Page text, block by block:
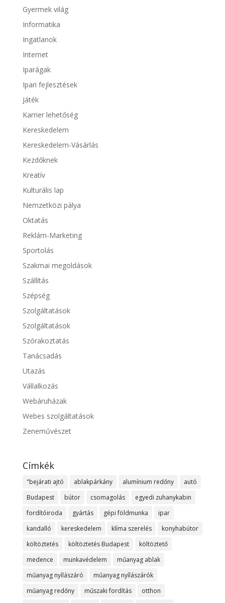
Gyermek világ
Informatika
Ingatlanok
Internet
Iparágak
Ipari fejlesztések
Játék
Karrier lehetőség
Kereskedelem
Kereskedelem-Vásárlás
Kezdőknek
Kreatív
Kulturális lap
Nemzetközi pálya
Oktatás
Reklám-Marketing
Sportolás
Szakmai megoldások
Szállítás
Szépség
Szolgáltatások
Szolgáltatások
Szórakoztatás
Tanácsadás
Utazás
Vállalkozás
Webáruházak
Webes szolgáltatások
Zeneművészet
Címkék
"bejárati ajtó ablakpárkány alumínium redőny
autó
Budapest
bútor csomagolás
egyedi zuhanykabin
fordítóiroda
gyártás gépi földmunka
ipar
kandalló
kereskedelem klíma szerelés
konyhabútor
költöztetés
költöztetés Budapest
költöztető
medence
munkavédelem
műanyag ablak
műanyag nyílászáró
műanyag nyílászárók
műanyag redőny
műszaki fordítás
otthon